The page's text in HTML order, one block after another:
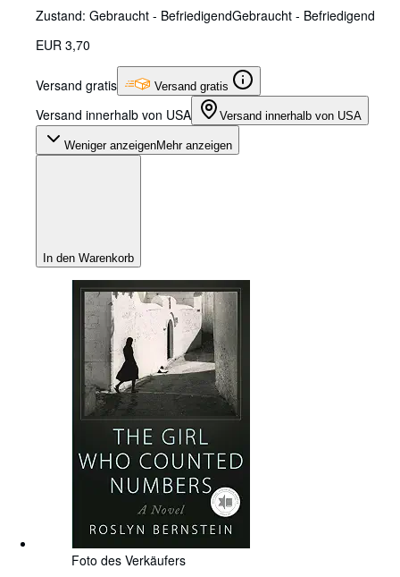
Zustand: Gebraucht - BefriedigendGebraucht - Befriedigend
EUR 3,70
Versand gratis Versand gratis
Versand innerhalb von USA Versand innerhalb von USA
Weniger anzeigenMehr anzeigen
In den Warenkorb
Foto des Verkäufers